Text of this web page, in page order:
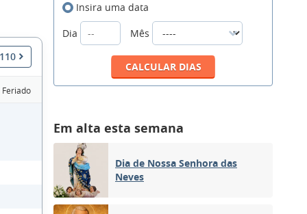
Feriado
Insira uma data
Dia
Mês
Em alta esta semana
Dia de Nossa Senhora das
Neves